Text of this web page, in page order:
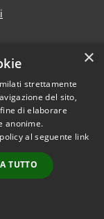
© 2026 • Comune di
• Powered by
•
Accesso
redazione
×
strettamente
del sito,
di elaborare
anonime.
al seguente link
TUTTO